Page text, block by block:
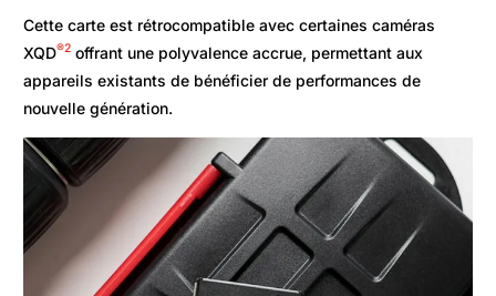
Cette carte est rétrocompatible avec certaines caméras
XQD®2 offrant une polyvalence accrue, permettant aux
appareils existants de bénéficier de performances de
nouvelle génération.